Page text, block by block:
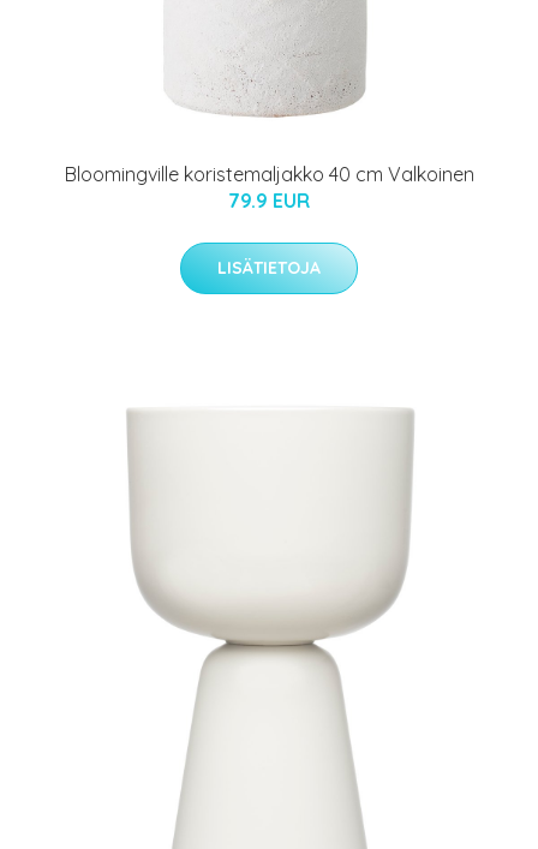
Bloomingville koristemaljakko 40 cm Valkoinen
79.9 EUR
LISÄTIETOJA